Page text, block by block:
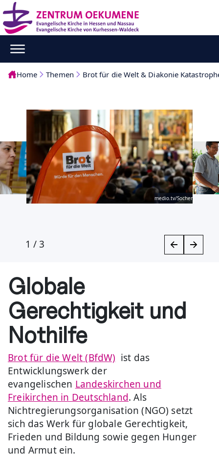
Home Themen Brot für die Welt & Diakonie
medio.tv/Socher
1 /3
Globale
Gerechtigkeit und
Nothilfe
Brot für die Welt (BfdW) ist das
Entwicklungswerk der
evangelischen Landeskirchen und
Freikirchen in Deutschland. Als
Nichtregierungsorganisation (NGO) setzt
sich das Werk für globale Gerechtigkeit,
Frieden und Bildung sowie gegen Hunger
und Armut ein.